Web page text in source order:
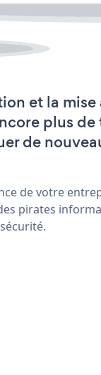
et la
plus
de
de votre
pirates